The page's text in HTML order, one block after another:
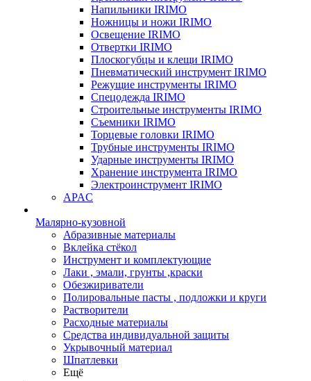
Напильники IRIMO
Ножницы и ножи IRIMO
Освещение IRIMO
Отвертки IRIMO
Плоскогубцы и клещи IRIMO
Пневматический инструмент IRIMO
Режущие инструменты IRIMO
Спецодежда IRIMO
Строительные инструменты IRIMO
Съемники IRIMO
Торцевые головки IRIMO
Трубные инструменты IRIMO
Ударные инструменты IRIMO
Хранение инструмента IRIMO
Электроинструмент IRIMO
APAC
Малярно-кузовной
Абразивные материалы
Вклейка стёкол
Инструмент и комплектующие
Лаки , эмали, грунты ,краски
Обезжириватели
Полировальные пасты , подложки и круги
Растворители
Расходные материалы
Средства индивидуальной защиты
Укрывочный материал
Шпатлевки
Ещё